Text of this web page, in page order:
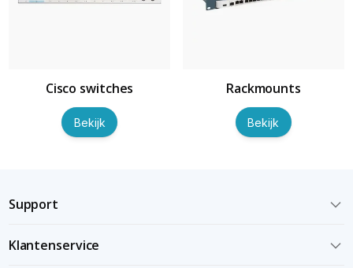
Cisco switches
Bekijk
Rackmounts
Bekijk
Support
Klantenservice